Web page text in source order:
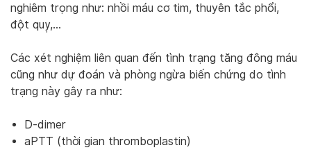
nghiêm trọng như: nhồi máu cơ tim, thuyên tắc phổi,
đột quỵ,…
Các xét nghiệm liên quan đến tình trạng tăng đông máu
cũng như dự đoán và phòng ngừa biến chứng do tình
trạng này gây ra như:
D-dimer
aPTT (thời gian thromboplastin)